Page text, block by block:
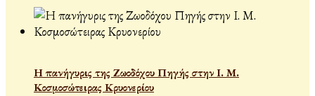
Η πανήγυρις της Ζωοδόχου Πηγής στην Ι. Μ.
Κοσμοσώτειρας Κρυονερίου